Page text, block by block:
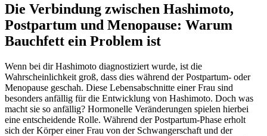
Die Verbindung zwischen Hashimoto,
Postpartum und Menopause: Warum
Bauchfett ein Problem ist
Wenn bei dir Hashimoto diagnostiziert wurde, ist die
Wahrscheinlichkeit groß, dass dies während der Postpartum- oder
Menopause geschah. Diese Lebensabschnitte einer Frau sind
besonders anfällig für die Entwicklung von Hashimoto. Doch was
macht sie so anfällig? Hormonelle Veränderungen spielen hierbei
eine entscheidende Rolle. Während der Postpartum-Phase erholt
sich der Körper einer Frau von der Schwangerschaft und der